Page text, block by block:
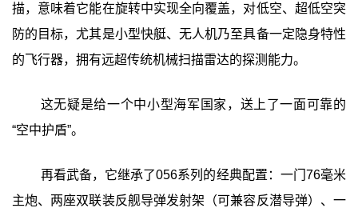
描，意味着它能在旋转中实现全向覆盖，对低空、超低空突
防的目标，尤其是小型快艇、无人机乃至具备一定隐身特性
的飞行器，拥有远超传统机械扫描雷达的探测能力。
这无疑是给一个中小型海军国家，送上了一面可靠的
“空中护盾”。
再看武备，它继承了056系列的经典配置：一门76毫米
主炮、两座双联装反舰导弹发射架（可兼容反潜导弹）、一